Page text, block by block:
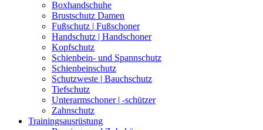
Boxhandschuhe
Brustschutz Damen
Fußschutz | Fußschoner
Handschutz | Handschoner
Kopfschutz
Schienbein- und Spannschutz
Schienbeinschutz
Schutzweste | Bauchschutz
Tiefschutz
Unterarmschoner | -schützer
Zahnschutz
Trainingsausrüstung